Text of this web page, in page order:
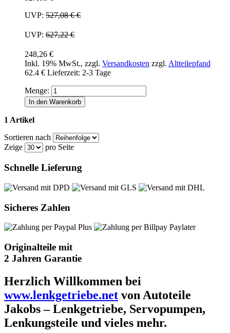
UVP: 527,08 €€
UVP: 627,22 €
248,26 €
Inkl. 19% MwSt., zzgl. Versandkosten zzgl. Altteilepfand
62.4 € Lieferzeit: 2-3 Tage
Menge:
In den Warenkorb
1 Artikel
Sortieren nach
Zeige
pro Seite
Schnelle Lieferung
Sicheres Zahlen
Originalteile mit
2 Jahren Garantie
Herzlich Willkommen bei
www.lenkgetriebe.net von Autoteile
Jakobs – Lenkgetriebe, Servopumpen,
Lenkungsteile und vieles mehr.